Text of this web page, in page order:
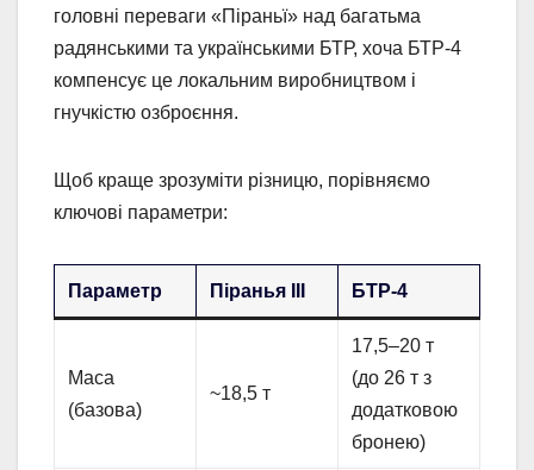
головні переваги «Піраньї» над багатьма
радянськими та українськими БТР, хоча БТР-4
компенсує це локальним виробництвом і
гнучкістю озброєння.
Щоб краще зрозуміти різницю, порівняємо
ключові параметри:
Параметр Піранья III БТР-4
Маса
(базова)
~18,5 т
17,5–20 т
(до 26 т з
додатковою
бронею)